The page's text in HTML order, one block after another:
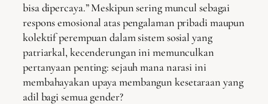
bisa dipercaya.” Meskipun sering muncul sebagai
respons emosional atas pengalaman pribadi maupun
kolektif perempuan dalam sistem sosial yang
patriarkal, kecenderungan ini memunculkan
pertanyaan penting: sejauh mana narasi ini
membahayakan upaya membangun kesetaraan yang
adil bagi semua gender?